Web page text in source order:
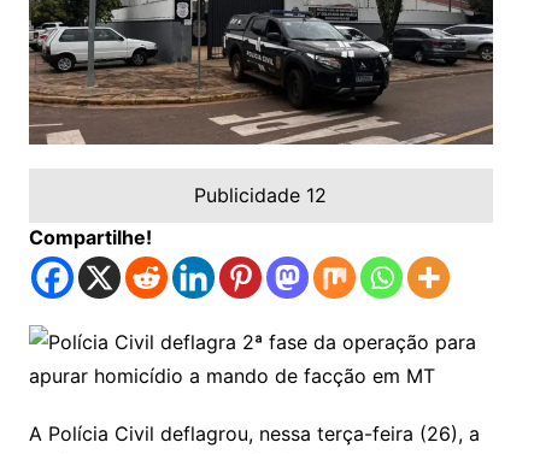
Publicidade 12
Compartilhe!
A Polícia Civil deflagrou, nessa terça-feira (26), a